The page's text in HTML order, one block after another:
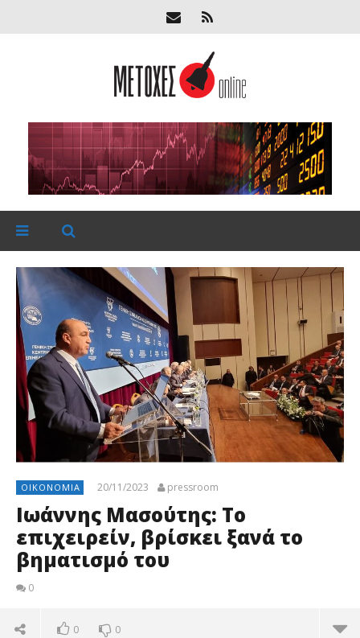
ΟΙΚΟΝΟΜΊΑ 20/11/2023 pressroom
Ιωάννης Μασούτης: Το
επιχειρείν, βρίσκει ξανά το
βηματισμό του
0
0 0